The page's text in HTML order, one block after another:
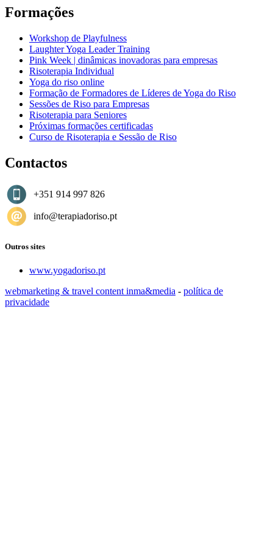
Formações
Workshop de Playfulness
Laughter Yoga Leader Training
Pink Week | dinâmicas inovadoras para empresas
Risoterapia Individual
Yoga do riso online
Formação de Formadores de Líderes de Yoga do Riso
Sessões de Riso para Empresas
Risoterapia para Seniores
Próximas formações certificadas
Curso de Risoterapia e Sessão de Riso
Contactos
+351 914 997 826
info@terapiadoriso.pt
Outros sites
www.yogadoriso.pt
webmarketing & travel content inma&media - política de
privacidade